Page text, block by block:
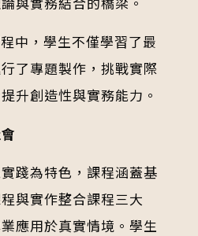
中，學生不僅學習了最
了專題製作，挑戰實際
升創造性與實務能力。
踐為特色，課程涵蓋基
與實作整合課程三大
應用於真實情境。學生